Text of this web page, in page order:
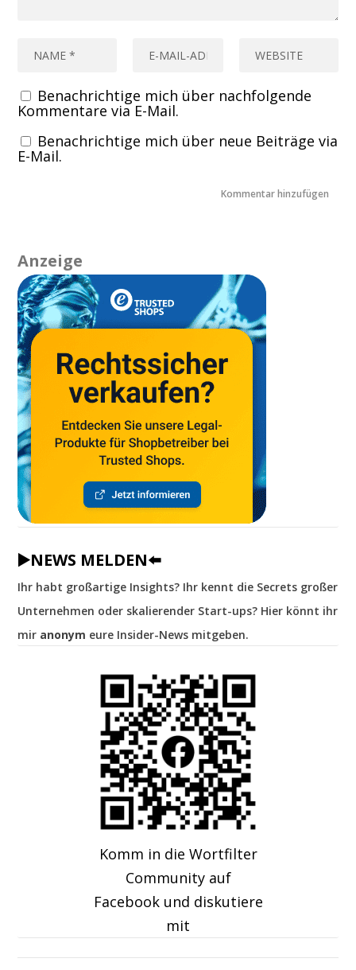
Benachrichtige mich über nachfolgende
Kommentare via E-Mail.
Benachrichtige mich über neue Beiträge via
E-Mail.
Anzeige
▶️NEWS MELDEN⬅️
Ihr habt großartige Insights? Ihr kennt die Secrets großer
Unternehmen oder skalierender Start-ups? Hier könnt ihr
mir anonym eure Insider-News mitgeben.
Komm in die Wortfilter
Community auf
Facebook und diskutiere
mit